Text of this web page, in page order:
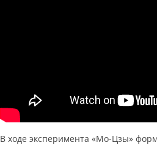
В ходе эксперимента «Мо-Цзы»